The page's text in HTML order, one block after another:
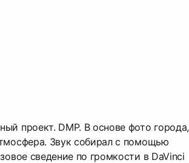
проект. DMP. В основе фото города,
Звук собирал с помощью
сведение по громкости в DaVinci